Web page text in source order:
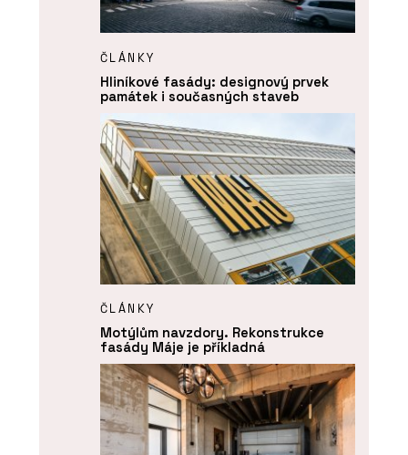
ČLÁNKY
Hliníkové fasády: designový prvek
památek i současných staveb
ČLÁNKY
Motýlům navzdory. Rekonstrukce
fasády Máje je příkladná